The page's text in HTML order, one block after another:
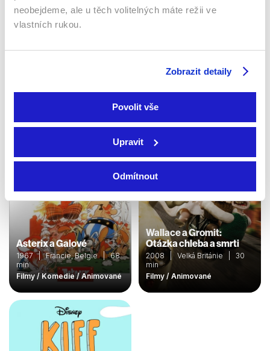
neobejdeme, ale u těch volitelných máte režii ve
vlastních rukou.
Zobrazit detaily
Povolit vše
Upravit
Odmítnout
Odvážná Emma
2024 | Čína, Irsko | 93 min
Filmy / Dobrodružné /
Asterix a Galové
1967 | Francie, Belgie | 68
min
Filmy / Komedie / Animované
Wallace a Gromit:
Otázka chleba a smrti
2008 | Velká Británie | 30
min
Filmy / Animované